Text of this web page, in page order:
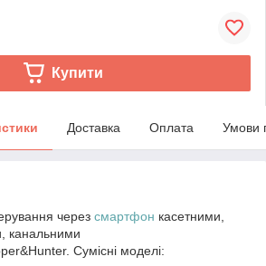
Купити
Доставка Оплата Умови
через смартфон касетними,
канальними
Сумісні моделі: